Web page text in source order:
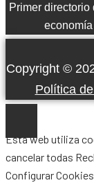
Primer
Copyright ©
Política
Esta web utiliza
cancelar todas
Configurar Cookies